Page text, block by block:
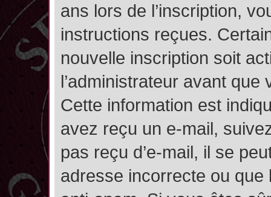
ans lors de l’inscription,
instructions reçues.
nouvelle inscription soit
l’administrateur avant
Cette information est
avez reçu un e-mail,
pas reçu d’e-mail, il se
adresse incorrecte ou que